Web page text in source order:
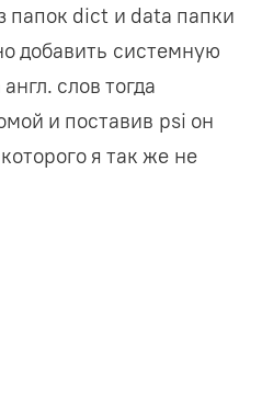
папок dict и data папки
добавить системную
слов тогда
и поставив psi он
я так же не